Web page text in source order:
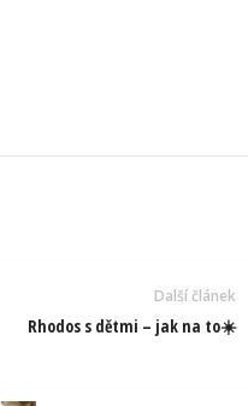
Další článek
Rhodos s dětmi – jak na to☀️